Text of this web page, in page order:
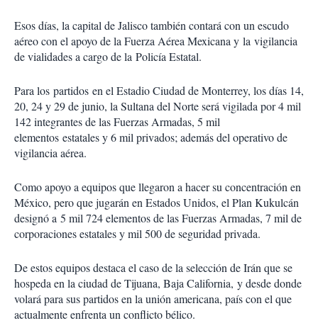
Esos días, la capital de Jalisco también contará con un escudo
aéreo con el apoyo de la Fuerza Aérea Mexicana y la vigilancia
de vialidades a cargo de la Policía Estatal.
Para los partidos en el Estadio Ciudad de Monterrey, los días 14,
20, 24 y 29 de junio, la Sultana del Norte será vigilada por 4 mil
142 integrantes de las Fuerzas Armadas, 5 mil
elementos estatales y 6 mil privados; además del operativo de
vigilancia aérea.
Como apoyo a equipos que llegaron a hacer su concentración en
México, pero que jugarán en Estados Unidos, el Plan Kukulcán
designó a 5 mil 724 elementos de las Fuerzas Armadas, 7 mil de
corporaciones estatales y mil 500 de seguridad privada.
De estos equipos destaca el caso de la selección de Irán que se
hospeda en la ciudad de Tijuana, Baja California, y desde donde
volará para sus partidos en la unión americana, país con el que
actualmente enfrenta un conflicto bélico.